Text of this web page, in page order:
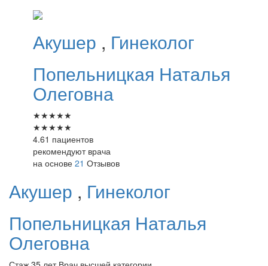
Акушер , Гинеколог
Попельницкая Наталья
Олеговна
★★★★★
★★★★★
4.61 пациентов
рекомендуют врача
на основе 21 Отзывов
Акушер , Гинеколог
Попельницкая Наталья
Олеговна